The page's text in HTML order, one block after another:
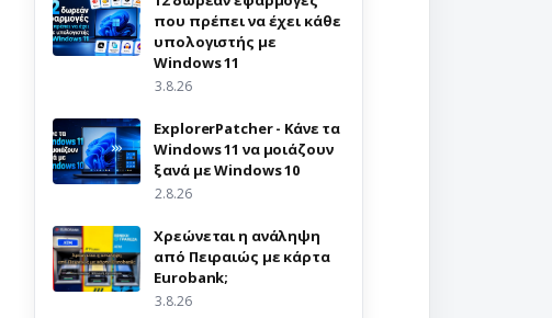
που πρέπει να έχει κάθε
υπολογιστής με
Windows 11
3.8.26
ExplorerPatcher - Κάνε τα
Windows 11 να μοιάζουν
ξανά με Windows 10
2.8.26
Χρεώνεται η ανάληψη
από Πειραιώς με κάρτα
Eurobank;
3.8.26